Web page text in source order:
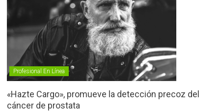
Profesional En Línea
«Hazte Cargo», promueve la detección precoz del
cáncer de prostata